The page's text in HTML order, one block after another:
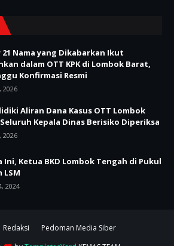
Nama yang Dikabarkan Ikut
dalam OTT KPK di Lombok Barat,
Konfirmasi Resmi
2026
Aliran Dana Kasus OTT Lombok
Kepala Dinas Berisiko Diperiksa
2026
Ini, Ketua BKD Lombok Tengah di Pukul
LSM
2024
Redaksi
Pedoman Media Siber